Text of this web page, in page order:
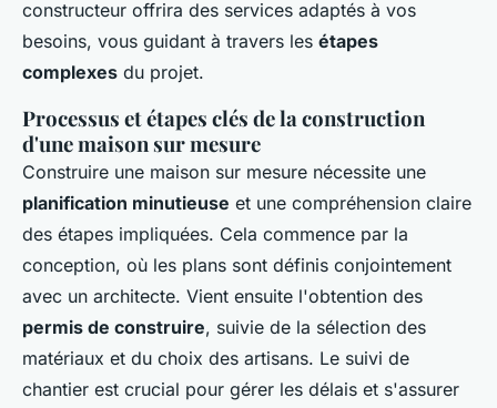
constructeur offrira des services adaptés à vos
besoins, vous guidant à travers les étapes
complexes du projet.
Processus et étapes clés de la construction
d'une maison sur mesure
Construire une maison sur mesure nécessite une
planification minutieuse et une compréhension claire
des étapes impliquées. Cela commence par la
conception, où les plans sont définis conjointement
avec un architecte. Vient ensuite l'obtention des
permis de construire, suivie de la sélection des
matériaux et du choix des artisans. Le suivi de
chantier est crucial pour gérer les délais et s'assurer